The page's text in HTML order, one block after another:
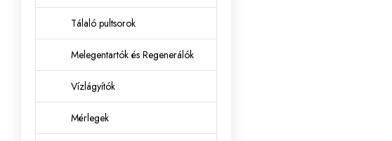
Tálaló pultsorok
Melegentartók és Regenerálók
Vízlágyítók
Mérlegek